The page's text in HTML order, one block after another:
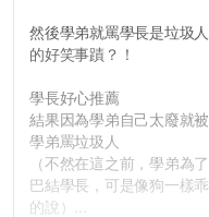
然後學弟就罵學長是垃圾人
的好笑事蹟？！
學長好心推薦
結果因為學弟自己太廢就被
學弟罵垃圾人
（不然在這之前，學弟為了
巴結學長，可是像狗一樣乖
的說）...